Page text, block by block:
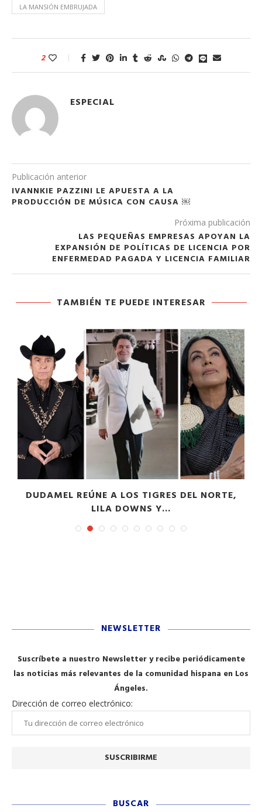
LA MANSIÓN EMBRUJADA
2
ESPECIAL
Publicación anterior
IVANNKIE PAZZINI LE APUESTA A LA
PRODUCCIÓN DE MÚSICA CON CAUSA ￼
Próxima publicación
LAS PEQUEÑAS EMPRESAS APOYAN LA
EXPANSIÓN DE POLÍTICAS DE LICENCIA POR
ENFERMEDAD PAGADA Y LICENCIA FAMILIAR
TAMBIÉN TE PUEDE INTERESAR
DUDAMEL REÚNE A LOS TIGRES DEL NORTE,
LILA DOWNS Y...
NEWSLETTER
Suscríbete a nuestro Newsletter y recibe periódicamente
las noticias más relevantes de la comunidad hispana en Los
Ángeles.
Dirección de correo electrónico:
BUSCAR